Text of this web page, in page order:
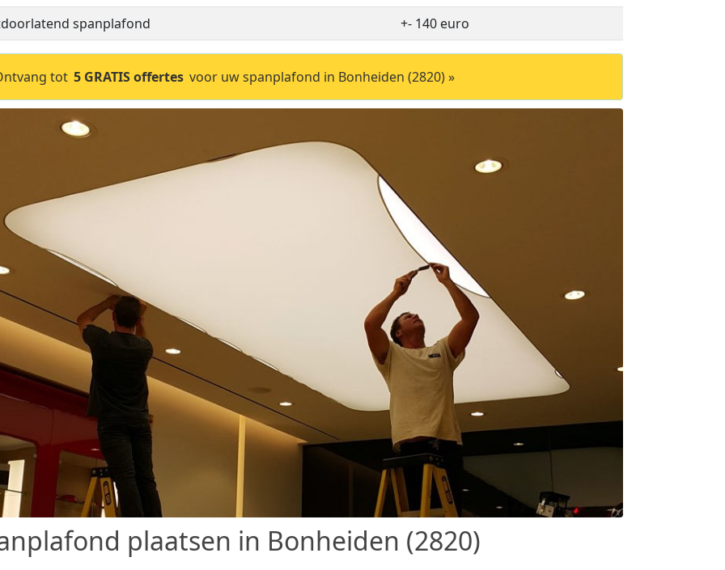
spanplafond
+- 140 euro
tot 5 GRATIS offertes voor uw spanplafond in Bonheiden (2820) »
plaatsen in Bonheiden (2820)